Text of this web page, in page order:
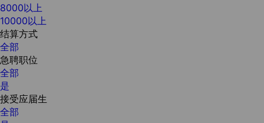
8000以上
10000以上
结算方式
全部
急聘职位
全部
是
接受应届生
全部